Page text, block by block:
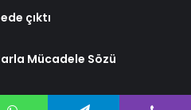
çıktı
Mücadele Sözü